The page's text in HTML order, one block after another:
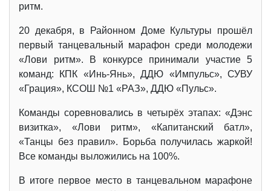
ритм.
20 декабря, в Районном Доме Культуры прошёл
первый танцевальный марафон среди молодежи
«Лови ритм». В конкурсе принимали участие 5
команд: КПК «Инь-Янь», ДДЮ «Импульс», СУВУ
«Грация», КСОШ №1 «РАЗ», ДДЮ «Пульс».
Команды соревновались в четырёх этапах: «Дэнс
визитка», «Лови ритм», «Капитанский батл»,
«Танцы без правил». Борьба получилась жаркой!
Все команды выложились на 100%.
В итоге первое место в танцевальном марафоне